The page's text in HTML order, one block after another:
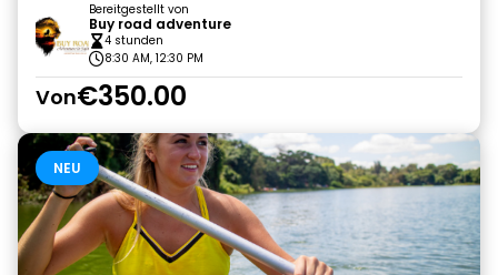
Bereitgestellt von
Buy road adventure
4 stunden
8:30 AM, 12:30 PM
Von€350.00
NEU